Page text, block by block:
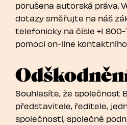
porušena autorská práva.
dotazy směřujte na náš
telefonicky na čísle +1 800-
pomocí on-line
Souhlasíte, že společnost
představitele, ředitele,
společnosti, společné